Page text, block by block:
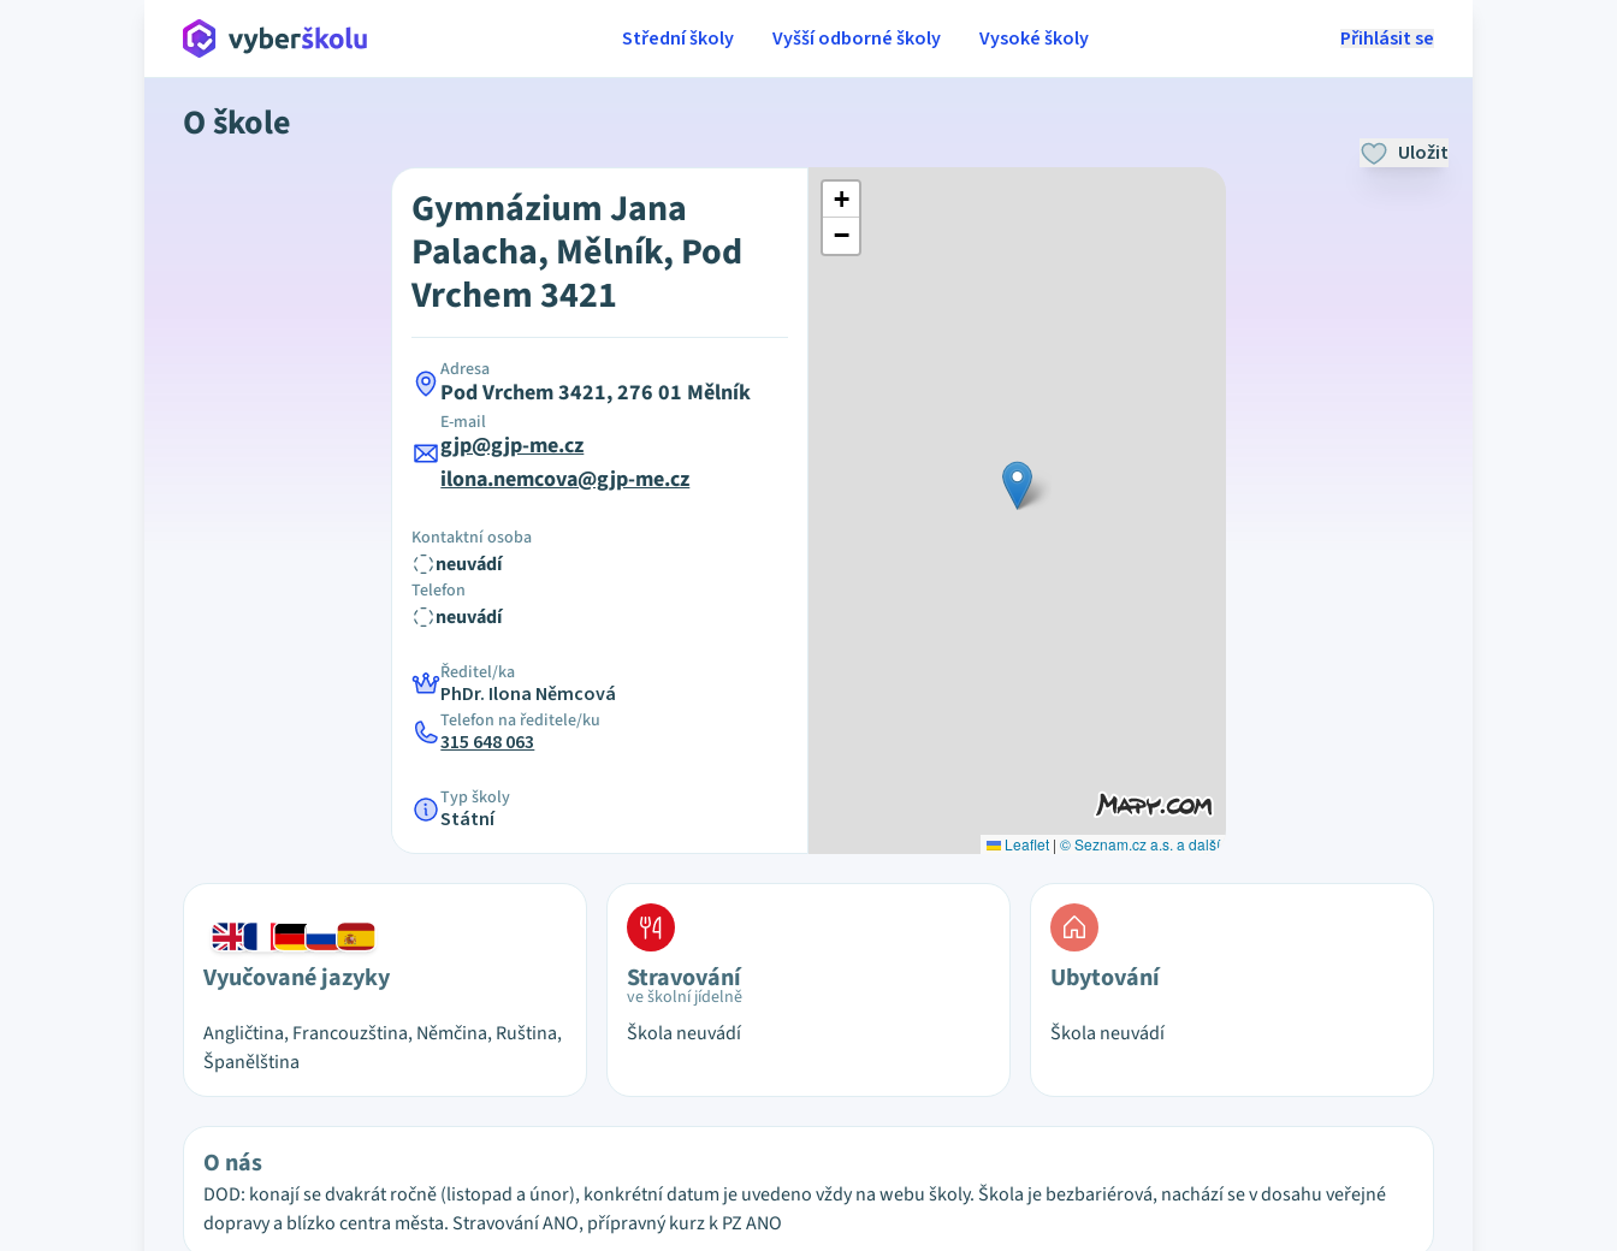
Přihlásit se
Střední školy Vyšší odborné školy Vysoké školy
O škole
Uložit
Gymnázium Jana
Palacha, Mělník, Pod
Vrchem 3421
Adresa
Pod Vrchem 3421, 276 01 Mělník
E-mail
gjp@gjp-me.cz
ilona.nemcova@gjp-me.cz
Kontaktní osoba
neuvádí
Telefon
neuvádí
Ředitel/ka
PhDr. Ilona Němcová
Telefon na ředitele/ku
315 648 063
Typ školy
Státní
+
−
Leaflet | © Seznam.cz a.s. a další
Vyučované jazyky
Angličtina, Francouzština, Němčina, Ruština,
Španělština
Stravování
ve školní jídelně
Škola neuvádí
Ubytování
Škola neuvádí
O nás
DOD: konají se dvakrát ročně (listopad a únor), konkrétní datum je uvedeno vždy na webu školy. Škola je bezbariérová, nachází se v dosahu veřejné
dopravy a blízko centra města. Stravování ANO, přípravný kurz k PZ ANO